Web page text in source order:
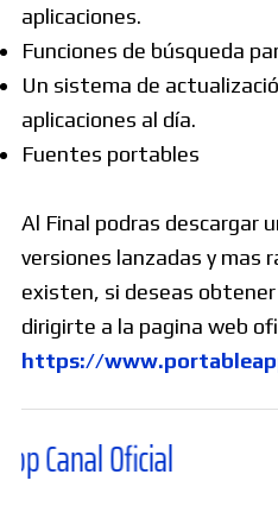
aplicaciones.
Funciones de búsqueda
Un sistema de
aplicaciones al día.
Fuentes portables
Al Final podras descargar
versiones lanzadas y mas
existen, si deseas
dirigirte a la pagina web
https://
Oficial